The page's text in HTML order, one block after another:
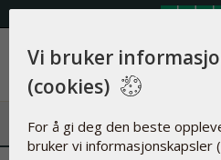
Vi bruker
(cookies)
For å gi deg den beste
bruker vi informasjonskapsler